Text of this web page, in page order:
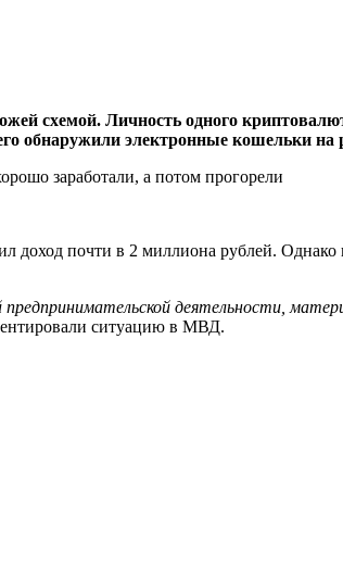
схемой. Личность одного
обнаружили электронные кошельки на
почти в 2 миллиона рублей. Однако
деятельности,
ситуацию в МВД.